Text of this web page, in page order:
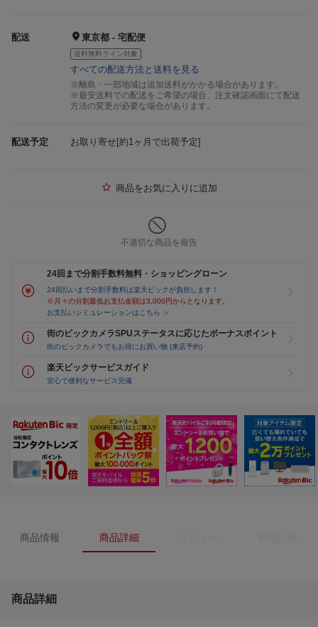
配送 東京都 - 宅配便
送料無料ライン対象
すべての配送方法と送料を見る
※離島・一部地域は追加送料がかかる場合があります。
※最安送料での配送をご希望の場合、注文確認画面にて配送
方法の変更が必要な場合があります。
配送予定 お取り寄せ[約1ヶ月で出荷予定]
商品をお気に入りに追加
不適切な商品を報告
24回まで分割手数料無料・ショッピングローン
24回払いまで分割手数料は楽天ビックが負担します！
※月々の分割最低お支払金額は3,000円からとなります。
お支払いシミュレーションはこちら ＞
街のビックカメラSPUステータスに応じたボーナスポイント
街のビックカメラでもお得にお買い物 (来店予約)
楽天ビックサービスガイド
安心で便利なサービス完備
商品情報 商品詳細
商品詳細